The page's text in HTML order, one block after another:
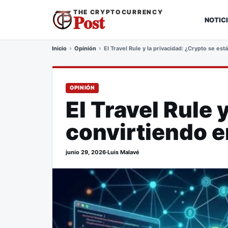
THE CRYPTOCURRENCY
Post
Inicio Opinión El Travel Rule y la privacidad: ¿Crypto se
OPINIÓN
El Travel Rule
convirtiendo
junio 29, 2026·Luis Malavé